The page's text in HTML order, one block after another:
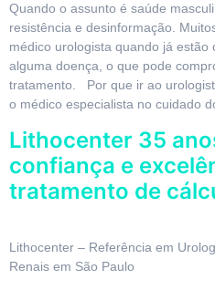
Quando o assunto é saúde
resistência e desinformação.
médico urologista quando já estão
alguma doença, o que pode
tratamento. Por que ir ao
o médico especialista no cuidado
Lithocenter 35
confiança e
tratamento de
Lithocenter – Referência em
Renais em São Paulo